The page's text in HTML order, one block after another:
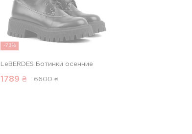
-73%
LeBERDES Ботинки осенние
1789 ₴ 6600 ₴